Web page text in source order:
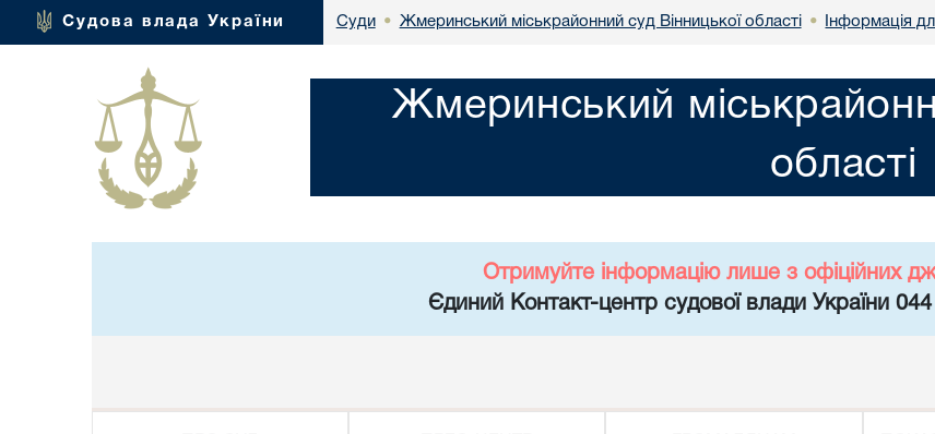
Судова влада України Суди • Жмеринський міськрайонний суд Вінницької області • Інформація
Жмеринський
області
Отримуйте інформацію лише з офіційних
Єдиний Контакт-центр судової влади України